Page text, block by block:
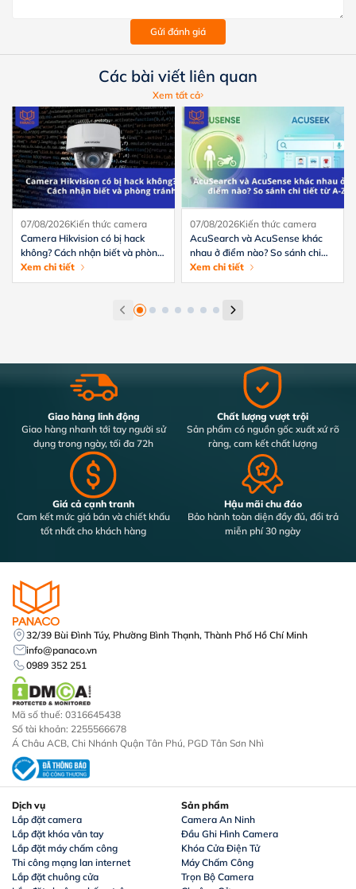
Gửi đánh giá
Các bài viết liên quan
Xem tất cả
07/08/2026Kiến thức camera
Camera Hikvision có bị hack
không? Cách nhận biết và phòng
tránh hiệu quả
Xem chi tiết
07/08/2026Kiến thức camera
AcuSearch và AcuSense khác
nhau ở điểm nào? So sánh chi
tiết từ A-Z
Xem chi tiết
Giao hàng linh động
Giao hàng nhanh tới tay người sử
dụng trong ngày, tối đa 72h
Chất lượng vượt trội
Sản phẩm có nguồn gốc xuất xứ rõ
ràng, cam kết chất lượng
Giá cả cạnh tranh
Cam kết mức giá bán và chiết khấu
tốt nhất cho khách hàng
Hậu mãi chu đáo
Bảo hành toàn diện đầy đủ, đổi trả
miễn phí 30 ngày
Dịch vụ
Lắp đặt camera
Lắp đặt khóa vân tay
Lắp đặt máy chấm công
Thi công mạng lan internet
Lắp đặt chuông cửa
Sản phẩm
Camera An Ninh
Đầu Ghi Hình Camera
Khóa Cửa Điện Tử
Máy Chấm Công
Trọn Bộ Camera
32/39 Bùi Đình Túy, Phường Bình Thạnh, Thành Phố Hồ Chí Minh
info@panaco.vn
0989 352 251
Mã số thuế: 0316645438
Số tài khoản: 2255566678
Á Châu ACB, Chi Nhánh Quận Tân Phú, PGD Tân Sơn Nhì